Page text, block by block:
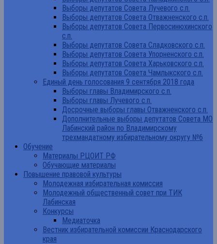
Выборы депутатов Совета Лучевого с.п.
Выборы депутатов Совета Отважненского с.п.
Выборы депутатов Совета Первосинюхинского
с.п.
Выборы депутатов Совета Сладковского с.п.
Выборы депутатов Совета Упорненского с.п.
Выборы депутатов Совета Харьковского с.п.
Выборы депутатов Совета Чамлыкского с.п.
Единый день голосования 9 сентября 2018 года
Выборы главы Владимирского с.п.
Выборы главы Лучевого с.п.
Досрочные выборы главы Отважненского с.п.
Дополнительные выборы депутатов Совета МО
Лабинский район по Владимирскому
трехмандатному избирательному округу №6
Обучение
Материалы РЦОИТ РФ
Обучающие материалы
Повышение правовой культуры
Молодежная избирательная комиссия
Молодежный общественный совет при ТИК
Лабинская
Конкурсы
Медиаточка
Вестник избирательной комиссии Краснодарского
края